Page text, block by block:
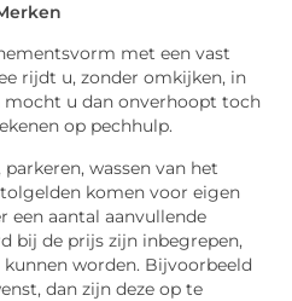
met een vast
rijdt u, zonder omkijken, in
mocht u dan onverhoopt toch
op pechhulp.
wassen van het
komen voor eigen
een aantal aanvullende
bij de prijs zijn inbegrepen,
worden. Bijvoorbeeld
dan zijn deze op te